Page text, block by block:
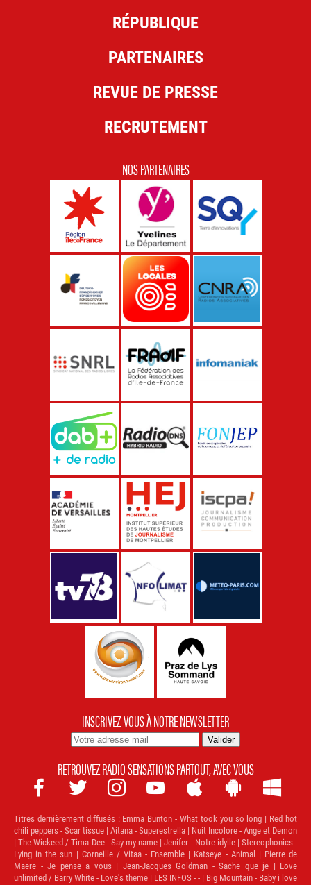
RÉPUBLIQUE
PARTENAIRES
REVUE DE PRESSE
RECRUTEMENT
NOS PARTENAIRES
INSCRIVEZ-VOUS À NOTRE NEWSLETTER
RETROUVEZ RADIO SENSATIONS PARTOUT, AVEC VOUS
      
Titres dernièrement diffusés :Emma Bunton - What took you so long | Red hot
chili peppers - Scar tissue | Aitana - Superestrella | Nuit Incolore - Ange et Demon
| The Wickeed / Tima Dee - Say my name | Jenifer - Notre idylle | Stereophonics -
Lying in the sun | Corneille / Vitaa - Ensemble | Katseye - Animal | Pierre de
Maere - Je pense a vous | Jean-Jacques Goldman - Sache que je | Love
unlimited / Barry White - Love's theme | LES INFOS - - | Big Mountain - Baby i love